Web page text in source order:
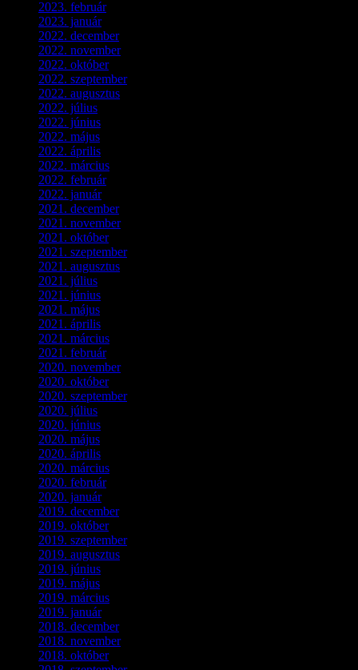
2023. február(4)
2023. január(1)
2022. december(2)
2022. november(4)
2022. október(8)
2022. szeptember(9)
2022. augusztus
2022. július
2022. június
2022. május
2022. április
2022. március
2022. február(4)
2022. január(3)
2021. december(2)
2021. november(5)
2021. október(8)
2021. szeptember(4)
2021. augusztus
2021. július
2021. június
2021. május
2021. április
2021. március
2021. február(4)
2020. november(4)
2020. október(4)
2020. szeptember(1)
2020. július
2020. június
2020. május
2020. április
2020. március
2020. február(6)
2020. január(1)
2019. december(4)
2019. október(3)
2019. szeptember(2)
2019. augusztus
2019. június
2019. május
2019. március
2019. január(1)
2018. december(3)
2018. november(1)
2018. október(1)